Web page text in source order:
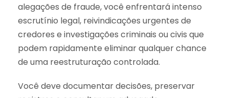
alegações de fraude, você enfrentará intenso
escrutínio legal, reivindicações urgentes de
credores e investigações criminais ou civis que
podem rapidamente eliminar qualquer chance
de uma reestruturação controlada.
Você deve documentar decisões, preservar